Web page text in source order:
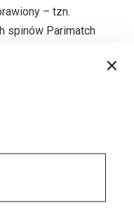
– tzn.
spinów Parimatch
wchodzi